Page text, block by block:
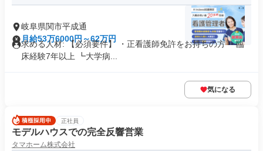
岐阜県関市平成通
月給53万6000円～62万円
求める人材: 【必須要件】 ・正看護師免許をお持ちの方 ・臨
床経験7年以上 ┗大学病...
気になる
正社員
モデルハウスでの完全反響営業
タマホーム株式会社